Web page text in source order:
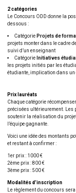
2 catégories
Le Concours ODD donne la
dessous :
Catégorie Projets de
projets monter dans le cadre
suivi d’un enseignant
Catégorie Initiatives
les projets initiés par les
étudiante, implication dans
Prix lauréats
Chaque catégorie
précisées ultérieurement. Les
soutenir la réalisation du
l’équipe gagnante.
Voici une idée des montants
et restant à confirmer :
1er prix : 1000 €
2ème prix : 800 €
3ème prix : 500 €
Modalités d’inscription
Le règlement du concours